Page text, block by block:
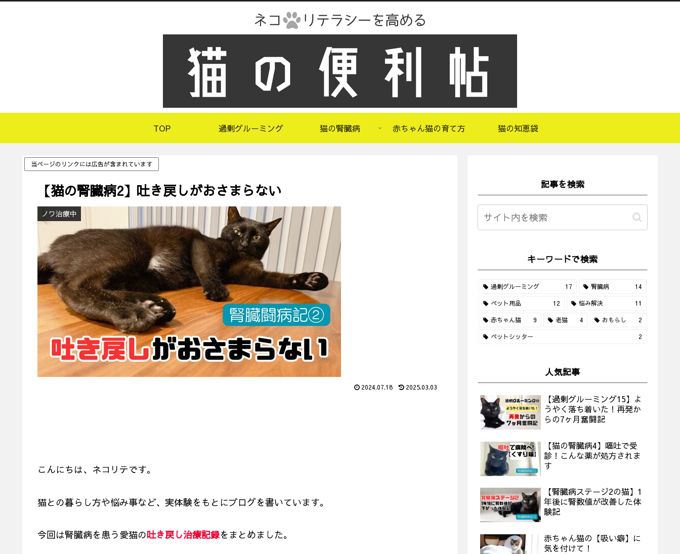
TOP 過剰グルーミング 猫の腎臓病 赤ちゃん猫の育て方 猫の知恵袋
当ページのリンクには広告が含まれています
【猫の腎臓病2】吐き戻しがおさまらない
ノワ治療中
2024.07.18 2025.03.03
こんにちは、ネコリテです。
猫との暮らし方や悩み事など、実体験をもとにブログを書いています。
今回は腎臓病を患う愛猫の吐き戻し治療記録をまとめました。
記事を検索
キーワードで検索
過剰グルーミング 17 腎臓病 14
ペット用品 12 悩み解決 11
赤ちゃん猫 9 老猫 4 おもらし 2
ペットシッター 2
人気記事
【過剰グルーミング15】よ
うやく落ち着いた！再発か
らの7ヶ月奮闘記
【猫の腎臓病4】嘔吐で受
診！こんな薬が処方されま
す
【腎臓病ステージ2の猫】1
年後に腎数値が改善した体
験記
赤ちゃん猫の【吸い癖】に
気を付けて！